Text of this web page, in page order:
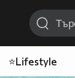
⭐Lifestyle